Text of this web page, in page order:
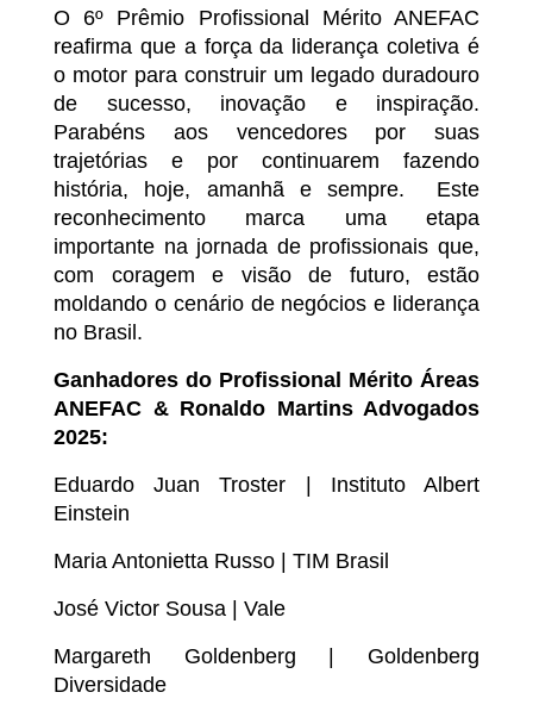
O 6º Prêmio Profissional Mérito ANEFAC
reafirma que a força da liderança coletiva é
o motor para construir um legado duradouro
de sucesso, inovação e inspiração.
Parabéns aos vencedores por suas
trajetórias e por continuarem fazendo
história, hoje, amanhã e sempre. Este
reconhecimento marca uma etapa
importante na jornada de profissionais que,
com coragem e visão de futuro, estão
moldando o cenário de negócios e liderança
no Brasil.
Ganhadores do Profissional Mérito Áreas
ANEFAC & Ronaldo Martins Advogados
2025:
Eduardo Juan Troster | Instituto Albert
Einstein
Maria Antonietta Russo | TIM Brasil
José Victor Sousa | Vale
Margareth Goldenberg | Goldenberg
Diversidade